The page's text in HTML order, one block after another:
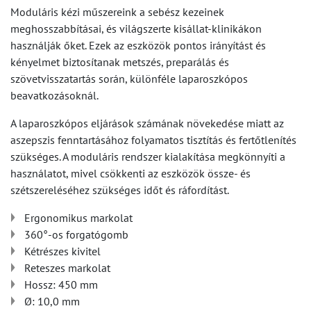
Moduláris kézi műszereink a sebész kezeinek
meghosszabbításai, és világszerte kisállat-klinikákon
használják őket. Ezek az eszközök pontos irányítást és
kényelmet biztosítanak metszés, preparálás és
szövetvisszatartás során, különféle laparoszkópos
beavatkozásoknál.
A laparoszkópos eljárások számának növekedése miatt az
aszepszis fenntartásához folyamatos tisztítás és fertőtlenítés
szükséges. A moduláris rendszer kialakítása megkönnyíti a
használatot, mivel csökkenti az eszközök össze- és
szétszereléséhez szükséges időt és ráfordítást.
Ergonomikus markolat
360°-os forgatógomb
Kétrészes kivitel
Reteszes markolat
Hossz: 450 mm
Ø: 10,0 mm